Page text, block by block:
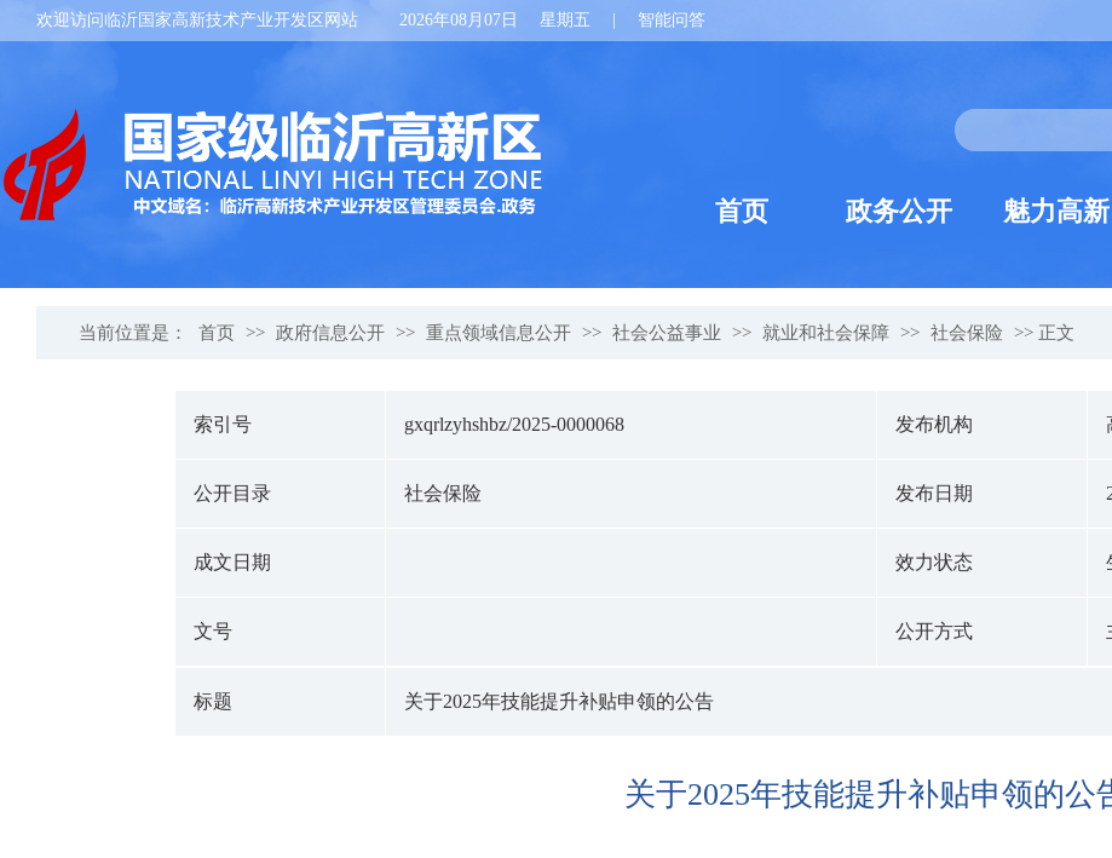
欢迎访问临沂国家高新技术产业开发区网站 2026年08月07日 星期五 智能问答
首页 政务公开 魅力高新
当前位置是： 首页 >> 政府信息公开 >> 重点领域信息公开 >> 社会公益事业 >> 就业和社会保障 >> 社会保险 >> 正文
索引号 gxqrlzyhshbz/2025-0000068 发布机构
公开目录 社会保险 发布日期
成文日期 效力状态
文号 公开方式
标题 关于2025年技能提升补贴申领的公告
关于2025年技能提升补贴申领的公